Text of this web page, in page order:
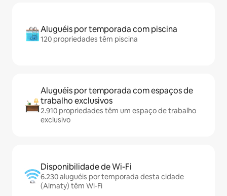
Aluguéis por temporada com piscina
120 propriedades têm piscina
Aluguéis por temporada com espaços de
trabalho exclusivos
2.910 propriedades têm um espaço de trabalho
exclusivo
Disponibilidade de Wi-Fi
6.230 aluguéis por temporada desta cidade
(Almaty) têm Wi-Fi